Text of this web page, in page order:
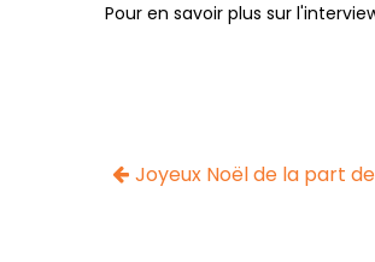
Pour en savoir plus sur
Joyeux Noël de la part de